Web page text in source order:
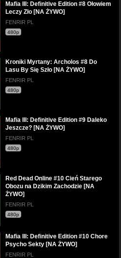
Mafia III: Definitive Edition #8 Ołowiem
Leczy Zło [NA ŻYWO]
FENRIR PL
480p
Kroniki Myrtany: Archolos #8 Do
Lasu By Się Szło [NA ŻYWO]
FENRIR PL
480p
Mafia III: Definitive Edition #9 Daleko
Jeszcze? [NA ŻYWO]
FENRIR PL
480p
Red Dead Online #10 Cień Starego
Obozu na Dzikim Zachodzie [NA
ŻYWO]
FENRIR PL
480p
Mafia III: Definitive Edition #10 Chore
Psycho Sekty [NA ŻYWO]
FENRIR PL